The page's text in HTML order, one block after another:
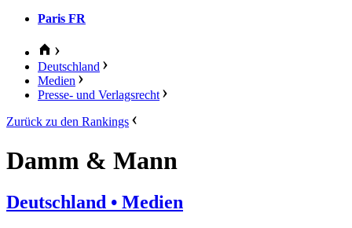
Paris FR
Deutschland
Medien
Presse- und Verlagsrecht
Zurück zu den Rankings
Damm & Mann
Deutschland • Medien